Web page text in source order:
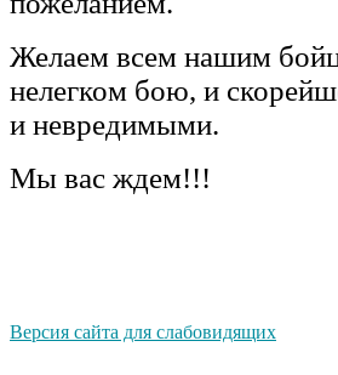
Желаем всем нашим
нелегком бою, и
и невредимыми.
Мы вас ждем!!!
Версия сайта для слабовидящих